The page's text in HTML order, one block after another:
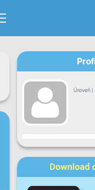
Úroveň |